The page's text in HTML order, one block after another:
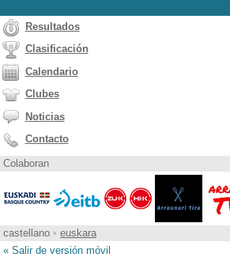
Resultados
Clasificación
Calendario
Clubes
Noticias
Contacto
Colaboran
castellano • euskara
« Salir de versión móvil